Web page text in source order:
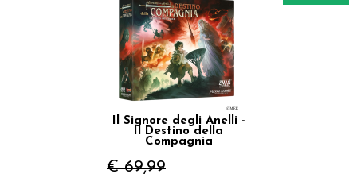
Il Signore degli Anelli -
Il Destino della
Compagnia
€ 69,99